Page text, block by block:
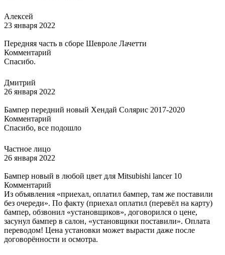
Алексей
23 января 2022
Передняя часть в сборе Шевроле Лачетти
Комментарий
Спасибо.
Дмитрий
26 января 2022
Бампер передний новый Хендай Солярис 2017-2020
Комментарий
Спасибо, все подошло
Частное лицо
26 января 2022
Бампер новый в любой цвет для Mitsubishi lancer 10
Комментарий
Из объявления «приехал, оплатил бампер, там же поставили
без очереди». По факту (приехал оплатил (перевёл на карту)
бампер, обзвонил «установщиков», договорился о цене,
засунул бампер в салон, «установщики поставили». Оплата
переводом! Цена установки может вырасти даже после
договорённости и осмотра.